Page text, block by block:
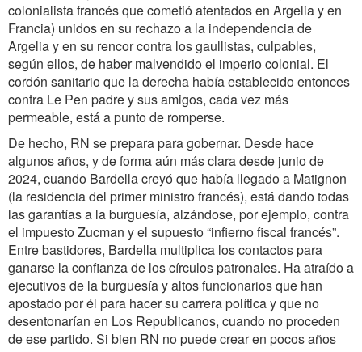
colonialista francés que cometió atentados en Argelia y en
Francia) unidos en su rechazo a la independencia de
Argelia y en su rencor contra los gaullistas, culpables,
según ellos, de haber malvendido el imperio colonial. El
cordón sanitario que la derecha había establecido entonces
contra Le Pen padre y sus amigos, cada vez más
permeable, está a punto de romperse.
De hecho, RN se prepara para gobernar. Desde hace
algunos años, y de forma aún más clara desde junio de
2024, cuando Bardella creyó que había llegado a Matignon
(la residencia del primer ministro francés), está dando todas
las garantías a la burguesía, alzándose, por ejemplo, contra
el impuesto Zucman y el supuesto “infierno fiscal francés”.
Entre bastidores, Bardella multiplica los contactos para
ganarse la confianza de los círculos patronales. Ha atraído a
ejecutivos de la burguesía y altos funcionarios que han
apostado por él para hacer su carrera política y que no
desentonarían en Los Republicanos, cuando no proceden
de ese partido. Si bien RN no puede crear en pocos años